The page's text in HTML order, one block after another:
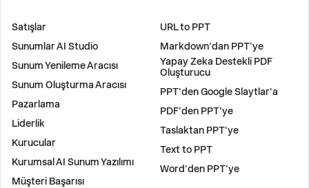
Satışlar
Sunumlar AI Studio
Sunum Yenileme Aracısı
Sunum Oluşturma Aracısı
Pazarlama
Liderlik
Kurucular
Kurumsal AI Sunum Yazılımı
Müşteri Başarısı
URL to PPT
Markdown'dan PPT'ye
Yapay Zeka Destekli PDF
Oluşturucu
PPT'den Google Slaytlar'a
PDF'den PPT'ye
Taslaktan PPT'ye
Text to PPT
Word'den PPT'ye